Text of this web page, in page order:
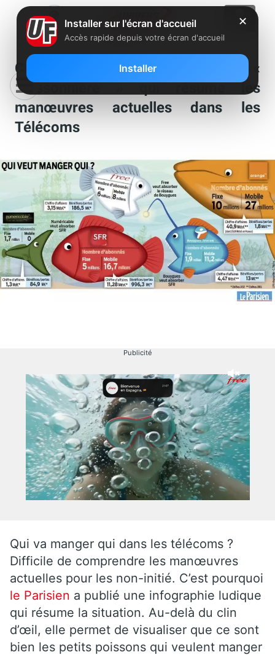
Clin d’œil : L’infographie «
poissonnière » qui résume les
manœuvres actuelles dans les
Télécoms
Publicité
Qui va manger qui dans les télécoms ?
Difficile de comprendre les manœuvres
actuelles pour les non-initié. C’est pourquoi
le Parisien a publié une infographie ludique
qui résume la situation. Au-delà du clin
d’œil, elle permet de visualiser que ce sont
bien les petits poissons qui veulent manger
✕
Installer sur l'écran d'accueil
Accès rapide depuis votre écran d'accueil
Installer